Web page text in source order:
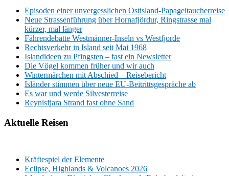
Episoden einer unvergesslichen Ostisland-Papageitaucherreise
Neue Strassenführung über Hornafjördur, Ringstrasse mal
kürzer, mal länger
Fährendebatte Westmänner-Inseln vs Westfjorde
Rechtsverkehr in Island seit Mai 1968
Islandideen zu Pfingsten – fast ein Newsletter
Die Vögel kommen früher und wir auch
Wintermärchen mit Abschied – Reisebericht
Isländer stimmen über neue EU-Beitrittsgespräche ab
Es war und werde Silvesterreise
Reynisfjara Strand fast ohne Sand
Aktuelle Reisen
Kräftespiel der Elemente
Eclipse, Highlands & Volcanoes 2026